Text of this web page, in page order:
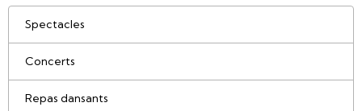
Spectacles
Concerts
Repas dansants